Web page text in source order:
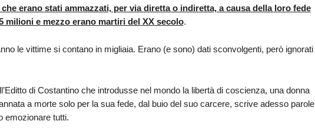
erano stati ammazzati, per via diretta o indiretta, a causa della loro fede
milioni e mezzo erano martiri del XX secolo.
le vittime si contano in migliaia. Erano (e sono) dati sconvolgenti, però ignorati
di Costantino che introdusse nel mondo la libertà di coscienza, una donna
a morte solo per la sua fede, dal buio del suo carcere, scrive adesso parole
emozionare tutti.